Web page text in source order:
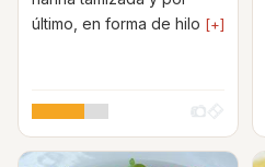
último, en forma de hilo [+]